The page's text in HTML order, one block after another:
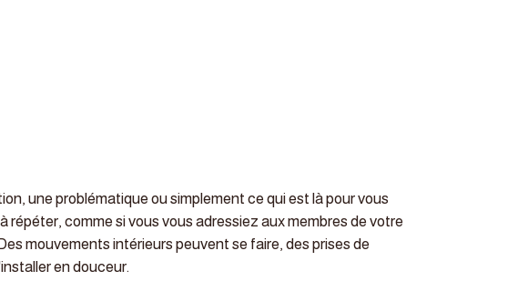
une problématique ou simplement ce qui est là pour vous
comme si vous vous adressiez aux membres de votre
mouvements intérieurs peuvent se faire, des prises de
en douceur.